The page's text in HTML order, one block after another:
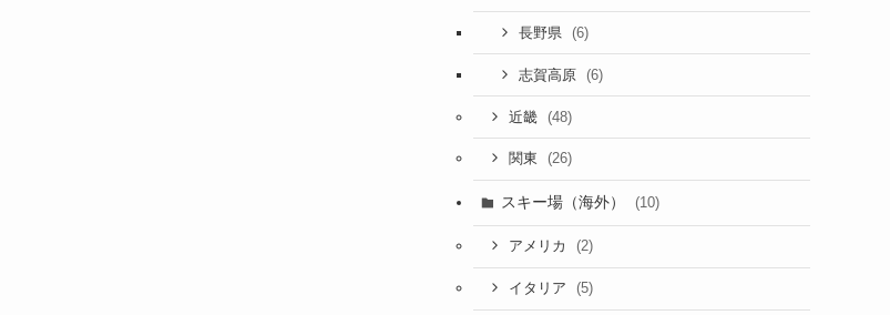
長野県 (6)
志賀高原 (6)
近畿 (48)
関東 (26)
スキー場（海外） (10)
アメリカ (2)
イタリア (5)